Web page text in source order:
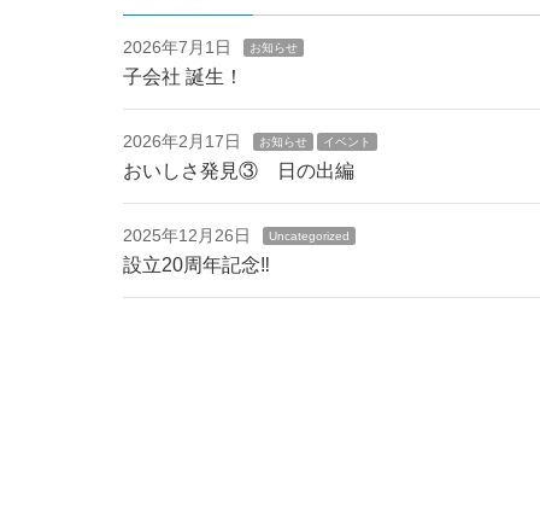
2026年7月1日 お知らせ
子会社 誕生！
2026年2月17日 お知らせ イベント
おいしさ発見③ 日の出編
2025年12月26日 Uncategorized
設立20周年記念‼